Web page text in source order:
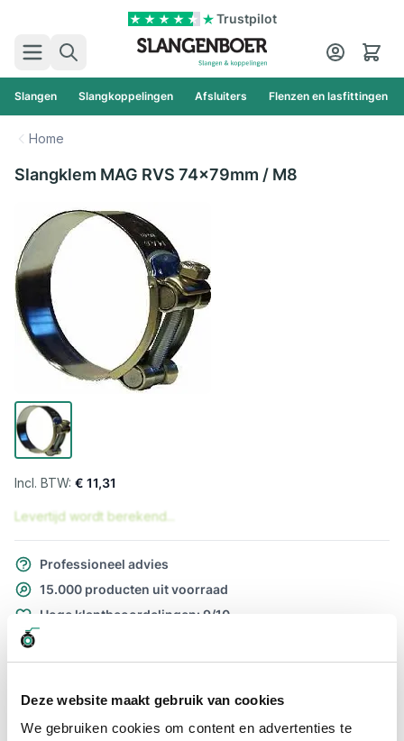
Deze website maakt gebruik van cookies
We gebruiken cookies om content en advertenties te
Trustpilot
Zoek
Cart
Slangen Slangkoppelingen Afsluiters Flenzen en lasfittingen
Home
Slangklem MAG RVS 74x79mm / M8
€ 11,31
Levertijd wordt berekend...
Professioneel advies
15.000 producten uit voorraad
Hoge klantbeoordelingen: 9/10